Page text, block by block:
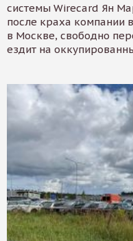
системы Wirecard Ян
после краха компании
в Москве, свободно
ездит на